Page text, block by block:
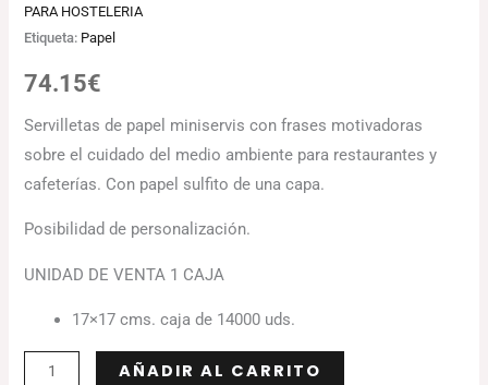
PARA HOSTELERIA
Etiqueta: Papel
74.15€
Servilletas de papel miniservis con frases motivadoras
sobre el cuidado del medio ambiente para restaurantes y
cafeterías. Con papel sulfito de una capa.
Posibilidad de personalización.
UNIDAD DE VENTA 1 CAJA
17×17 cms. caja de 14000 uds.
AÑADIR AL CARRITO